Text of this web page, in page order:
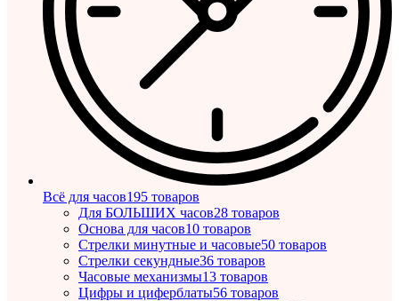
Всё для часов195 товаров
Для БОЛЬШИХ часов28 товаров
Основа для часов10 товаров
Стрелки минутные и часовые50 товаров
Стрелки секундные36 товаров
Часовые механизмы13 товаров
Цифры и циферблаты56 товаров